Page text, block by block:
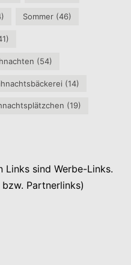
Sommer(46)
(54)
(14)
(19)
Links sind Werbe-Links.
Partnerlinks)